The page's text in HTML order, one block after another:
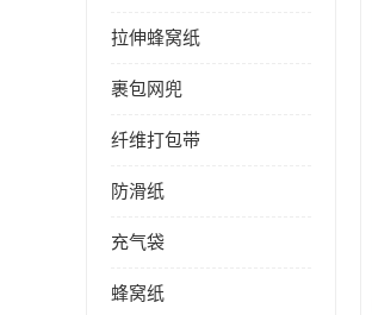
拉伸蜂窝纸
裹包网兜
纤维打包带
防滑纸
充气袋
蜂窝纸